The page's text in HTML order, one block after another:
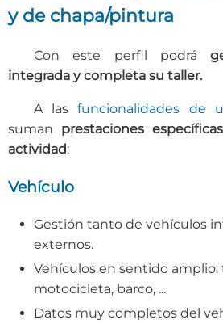
y de chapa/pintura
Con este perfil podrá
integrada y completa su taller.
A lasfuncionalidades de
suman prestaciones
actividad:
Vehículo
Gestión tanto de vehículos
externos.
Vehículos en sentido
motocicleta, barco, ...
Datos muy completos del